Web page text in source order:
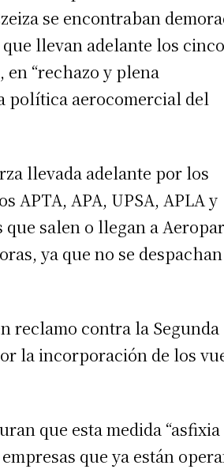
se encontraban
llevan adelante los
“rechazo y plena
política aerocomercial del
llevada adelante por los
APTA, APA, UPSA, APLA y
salen o llegan a
ya que no se despachan
reclamo contra la Segunda
la incorporación de los
que esta medida “asfixia
que ya están